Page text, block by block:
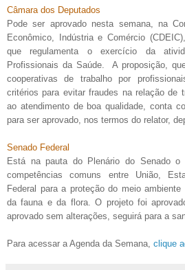
Câmara dos Deputados
Pode ser aprovado nesta semana, na
Econômico, Indústria e Comércio
que regulamenta o exercício da
Profissionais da Saúde. A proposição,
cooperativas de trabalho por
critérios para evitar fraudes na relação de
ao atendimento de boa qualidade, conta
para ser aprovado, nos termos do relator,
Senado Federal
Está na pauta do Plenário do Senado o
competências comuns entre União,
Federal para a proteção do meio ambiente
da fauna e da flora. O projeto foi
aprovado sem alterações, seguirá para a
Para acessar a Agenda da Semana, clique